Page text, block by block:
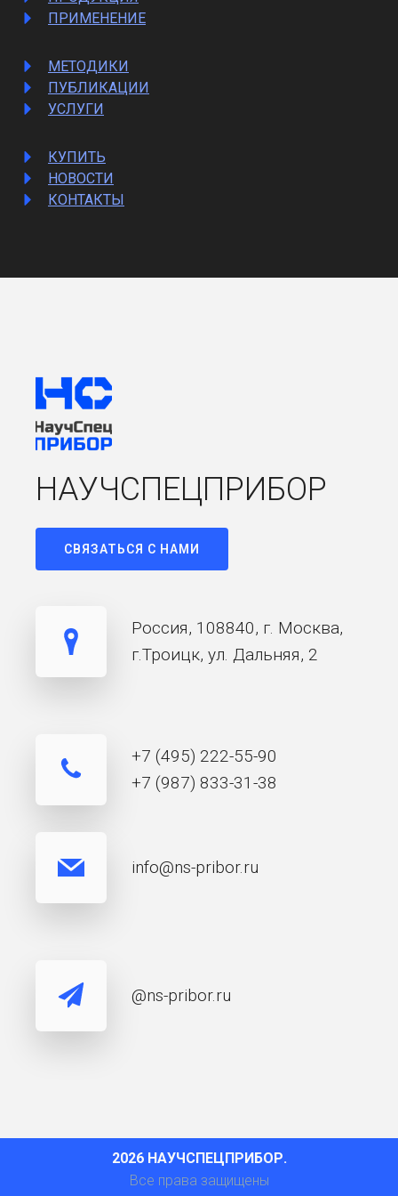
ПРИМЕНЕНИЕ
МЕТОДИКИ
ПУБЛИКАЦИИ
УСЛУГИ
КУПИТЬ
НОВОСТИ
КОНТАКТЫ
НАУЧСПЕЦПРИБОР
СВЯЗАТЬСЯ С НАМИ
Россия, 108840, г. Москва,
г.Троицк, ул. Дальняя, 2
+7 (495) 222-55-90
+7 (987) 833-31-38
info@ns-pribor.ru
@ns-pribor.ru
2026 НАУЧСПЕЦПРИБОР.
Все права защищены